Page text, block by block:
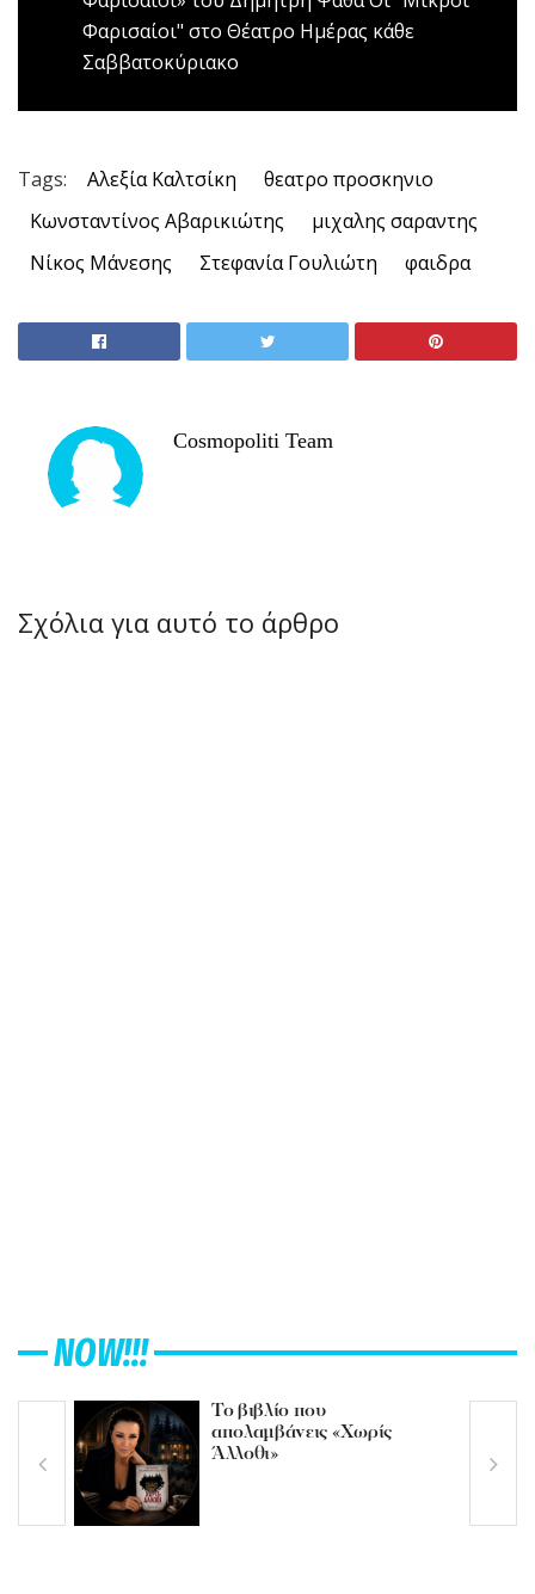
Φαρισαίοι" στο Θέατρο Ημέρας κάθε
Σαββατοκύριακο
Tags: Αλεξία Καλτσίκη
θεατρο προσκηνιο
Κωνσταντίνος Αβαρικιώτης
μιχαλης σαραντης
Νίκος Μάνεσης
Στεφανία Γουλιώτη φαιδρα
Cosmopoliti Team
Σχόλια για αυτό το άρθρο
NOW!!!
Το βιβλίο που
απολαμβάνεις «Χωρίς
Άλλοθι»